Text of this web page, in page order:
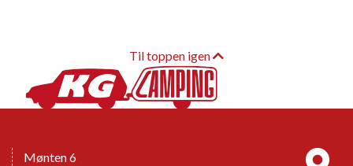
Til toppen igen
Mønten 6